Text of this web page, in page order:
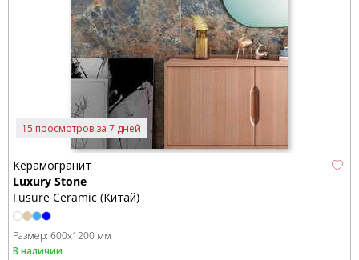
15 просмотров за 7 дней
Керамогранит
Luxury Stone
Fusure Ceramic (Китай)
Размер: 600x1200 мм
В наличии